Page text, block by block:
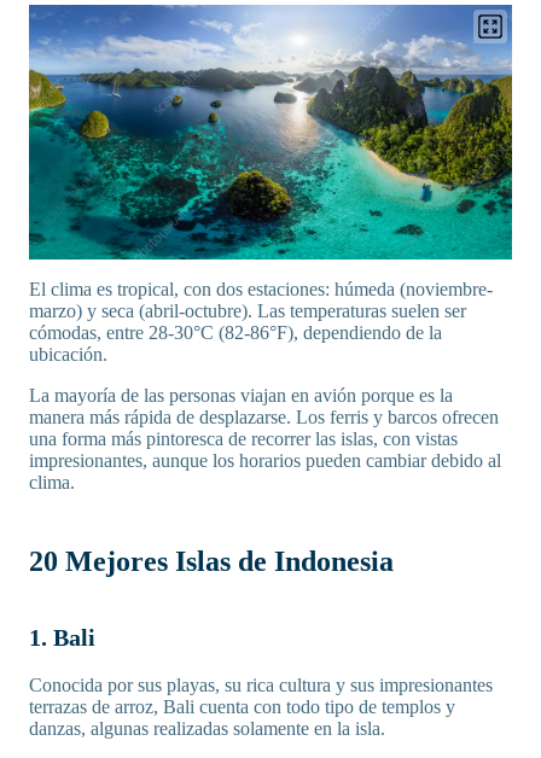
El clima es tropical, con dos estaciones: húmeda (noviembre-
marzo) y seca (abril-octubre). Las temperaturas suelen ser
cómodas, entre 28-30°C (82-86°F), dependiendo de la
ubicación.
La mayoría de las personas viajan en avión porque es la
manera más rápida de desplazarse. Los ferris y barcos ofrecen
una forma más pintoresca de recorrer las islas, con vistas
impresionantes, aunque los horarios pueden cambiar debido al
clima.
20 Mejores Islas de Indonesia
1. Bali
Conocida por sus playas, su rica cultura y sus impresionantes
terrazas de arroz, Bali cuenta con todo tipo de templos y
danzas, algunas realizadas solamente en la isla.